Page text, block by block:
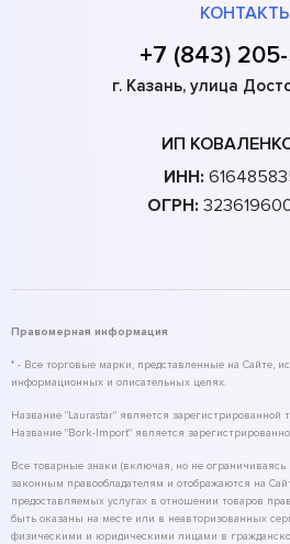
+7 (843)
г. Казань, улица
ИП
ИНН:
ОГРН:
Правомерная информация
* - Все торговые марки, представленные на Сайте,
информационных и описательных целях.
Название "Laurastar" является зарегистрированной
Название "Bork-Import" является
Все товарные знаки (включая, но не
законным правообладателям и отображаются на
предоставляемых услугах в отношении товаров
быть оказаны на месте или в неавторизованных
физическими и юридическими лицами в